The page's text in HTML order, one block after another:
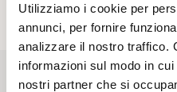
Utilizziamo i cookie per
annunci, per fornire
analizzare il nostro traffico.
informazioni sul modo in
nostri partner che si